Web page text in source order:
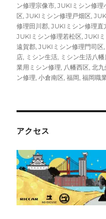
ン修理宗像市,JUKIミシン修理
区,JUKIミシン修理戸畑区,
修理田川郡,JUKIミシン修理直
JUKIミシン修理若松区,JUKI
遠賀郡,JUKIミシン修理門司区
店, ミシン生活, ミシン生活八
業用ミシン修理, 八幡西区,北九
ン修理,小倉南区,福岡,福岡職
アクセス